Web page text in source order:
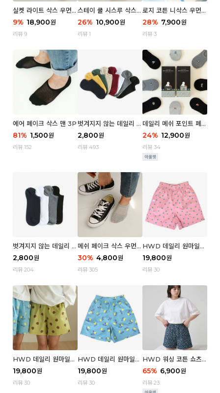
실켓 라이트 삭스 우먼 3
P
9% 18,900원
리뷰 9
스테이 쿨 시스루 삭스
우먼 2P
26% 10,900원
리뷰 1
로지 코튼 니삭스 우먼 1
P
28% 7,900원
리뷰 3
에어 페이크 삭스 맨 3P
81% 1,500원
리뷰 152
벗겨지지 않는 데일리 페
이크 삭스 (우먼)
2,800원
리뷰 493
데일리 메쉬 포인트 페이
크 삭스 우먼 4P
24% 12,900원
리뷰 34
벗겨지지 않는 데일리 페
이크 삭스 (맨)
2,800원
리뷰 204
메쉬 페이크 삭스 우먼 3
P
30% 4,800원
리뷰 305
HWD 데일리 원마일
쇼츠 - 04 Aroma (우
먼)
19,800원
리뷰 30
HWD 데일리 원마일
쇼츠 - 03 Poodle (우
먼)
19,800원
리뷰 30
HWD 데일리 원마일
쇼츠 - 02 Chouchou
(우먼)
19,800원
리뷰 30
HWD 워싱 코튼 쇼츠
(우먼) - 03 Berry tre
e
65% 6,900원
리뷰 23